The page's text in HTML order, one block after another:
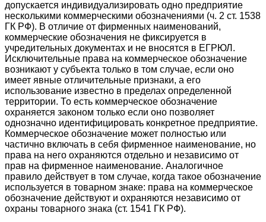
допускается индивидуализировать одно предприятие
несколькими коммерческими обозначениями (ч. 2 ст. 1538
ГК РФ). В отличие от фирменных наименований,
коммерческие обозначения не фиксируется в
учредительных документах и не вносятся в ЕГРЮЛ.
Исключительные права на коммерческое обозначение
возникают у субъекта только в том случае, если оно
имеет явные отличительные признаки, а его
использование известно в пределах определенной
территории. То есть коммерческое обозначение
охраняется законом только если оно позволяет
однозначно идентифицировать конкретное предприятие.
Коммерческое обозначение может полностью или
частично включать в себя фирменное наименование, но
права на него охраняются отдельно и независимо от
прав на фирменное наименование. Аналогичное
правило действует в том случае, когда такое обозначение
используется в товарном знаке: права на коммерческое
обозначение действуют и охраняются независимо от
охраны товарного знака (ст. 1541 ГК РФ).